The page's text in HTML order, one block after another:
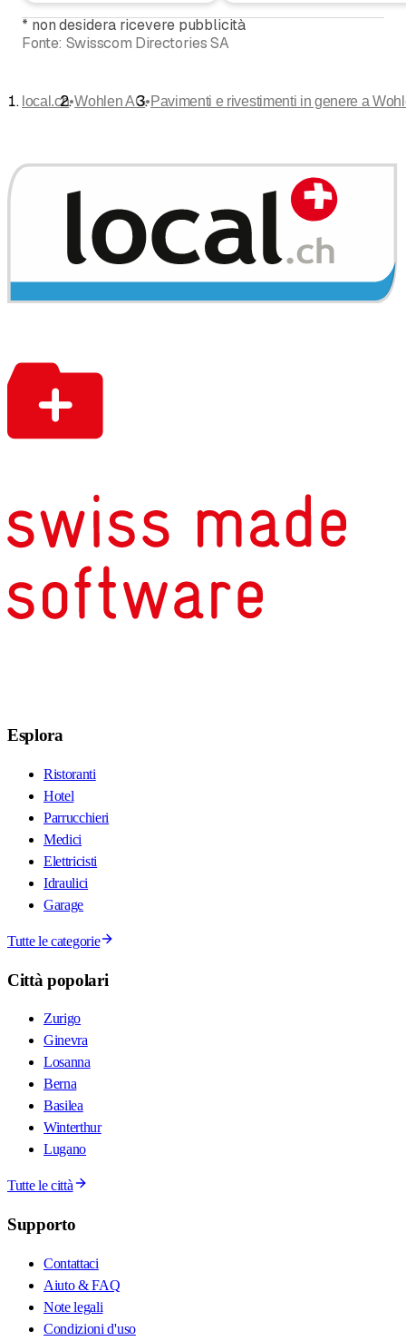
* non desidera ricevere pubblicità
Fonte: Swisscom Directories SA
local.ch•Wohlen AG•Pavimenti e rivestimenti in genere a
Esplora
Ristoranti
Hotel
Parrucchieri
Medici
Elettricisti
Idraulici
Garage
Tutte le categorie
Città popolari
Zurigo
Ginevra
Losanna
Berna
Basilea
Winterthur
Lugano
Tutte le città
Supporto
Contattaci
Aiuto & FAQ
Note legali
Condizioni d'uso